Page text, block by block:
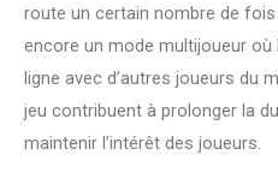
route un certain nombre de
encore un mode multijoueur
ligne avec d’autres joueurs du
jeu contribuent à prolonger la
maintenir l’intérêt des joueurs.